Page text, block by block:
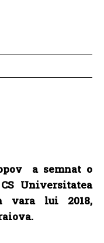
a semnat o
Universitatea
vara lui 2018,